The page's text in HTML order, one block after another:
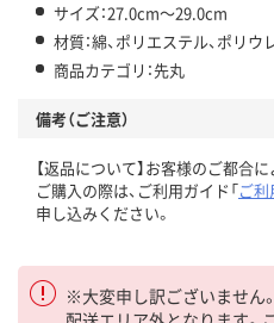
サイズ：27.0cm～29.0cm
材質：綿、ポリエステル、ポリウ
商品カテゴリ：先丸
備考（ご注意）
【返品について】お客様のご都合
ご購入の際は、ご利用ガイド「ご
申し込みください。
※大変申し訳ございません